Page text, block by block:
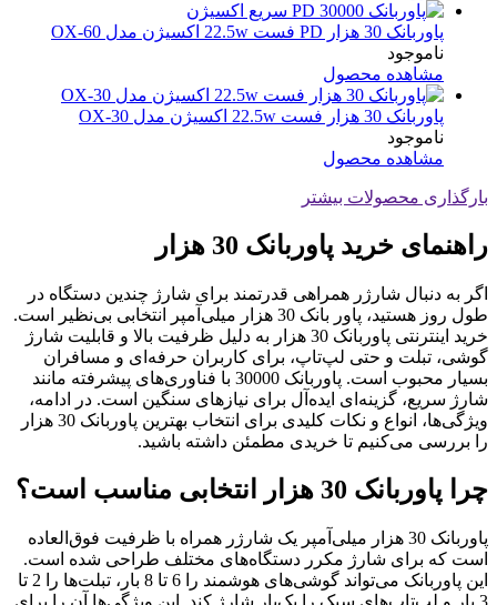
پاوربانک 30 هزار PD فست 22.5w اکسیژن مدل OX-60
ناموجود
مشاهده محصول
پاوربانک 30 هزار فست 22.5w اکسیژن مدل OX-30
ناموجود
مشاهده محصول
بارگذاری محصولات بیشتر
راهنمای خرید پاوربانک 30 هزار
اگر به دنبال شارژر همراهی قدرتمند برای شارژ چندین دستگاه در
طول روز هستید، پاور بانک 30 هزار میلی‌آمپر انتخابی بی‌نظیر است.
خرید اینترنتی پاوربانک 30 هزار به دلیل ظرفیت بالا و قابلیت شارژ
گوشی، تبلت و حتی لپ‌تاپ، برای کاربران حرفه‌ای و مسافران
بسیار محبوب است. پاوربانک 30000 با فناوری‌های پیشرفته مانند
شارژ سریع، گزینه‌ای ایده‌آل برای نیازهای سنگین است. در ادامه،
ویژگی‌ها، انواع و نکات کلیدی برای انتخاب بهترین پاوربانک 30 هزار
را بررسی می‌کنیم تا خریدی مطمئن داشته باشید.
چرا پاوربانک 30 هزار انتخابی مناسب است؟
پاوربانک 30 هزار میلی‌آمپر یک شارژر همراه با ظرفیت فوق‌العاده
است که برای شارژ مکرر دستگاه‌های مختلف طراحی شده است.
این پاوربانک می‌تواند گوشی‌های هوشمند را 6 تا 8 بار، تبلت‌ها را 2 تا
3 بار و لپ‌تاپ‌های سبک را یک‌بار شارژ کند. این ویژگی‌ها آن را برای